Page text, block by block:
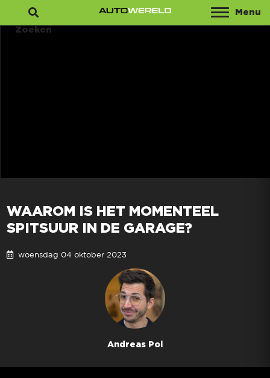
Menu
Zoeken
WAAROM IS HET MOMENTEEL
SPITSUUR IN DE GARAGE?
woensdag 04 oktober 2023
Andreas Pol